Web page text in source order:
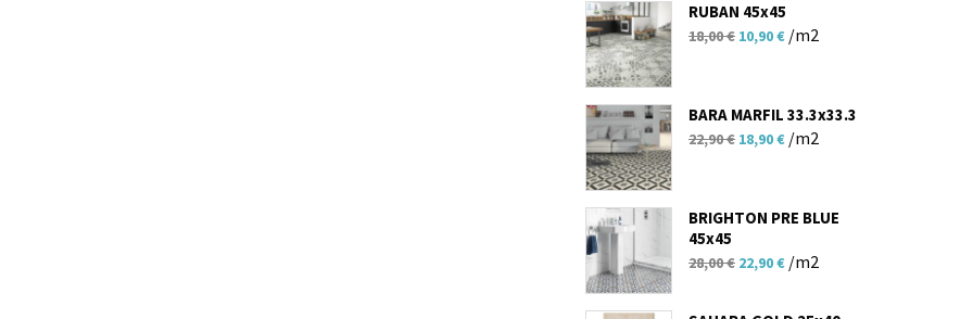
RUBAN 45x45
18,00€ Original
18,00 €.
10,90€Η
είναι:
10,90 €.
/m2
BARA MARFIL 33.3x33.3
22,90€ Original
22,90 €.
18,90€Η
είναι:
/m2
BRIGHTON PRE BLUE
45x45
28,00€ Original
was:
22,90€Η
τιμή
/m2